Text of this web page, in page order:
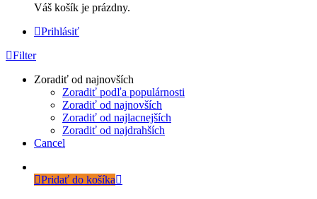
Váš košík je prázdny.
Prihlásiť
Filter
Zoradiť od najnovších
Zoradiť podľa populárnosti
Zoradiť od najnovších
Zoradiť od najlacnejších
Zoradiť od najdrahších
Cancel
Pridať do košíka